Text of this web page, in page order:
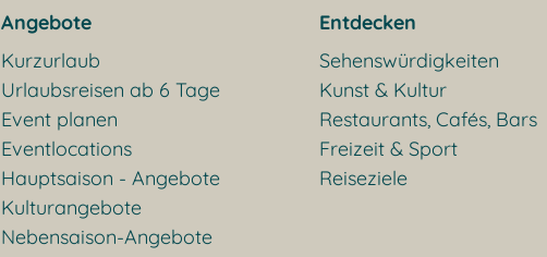
Angebote
Kurzurlaub
Urlaubsreisen ab 6 Tage
Event planen
Eventlocations
Hauptsaison - Angebote
Kulturangebote
Nebensaison-Angebote
Entdecken
Sehenswürdigkeiten
Kunst & Kultur
Restaurants, Cafés, Bars
Freizeit & Sport
Reiseziele